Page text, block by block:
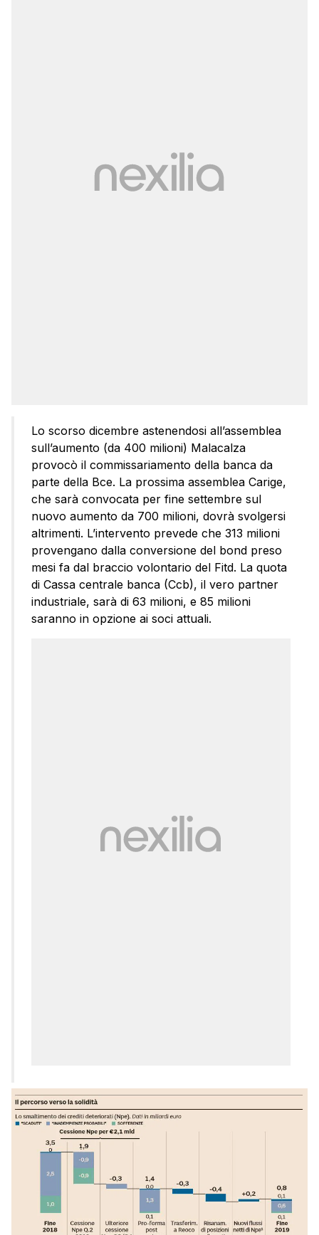
Lo scorso dicembre astenendosi all’assemblea
sull’aumento (da 400 milioni) Malacalza
provocò il commissariamento della banca da
parte della Bce. La prossima assemblea Carige,
che sarà convocata per fine settembre sul
nuovo aumento da 700 milioni, dovrà svolgersi
altrimenti. L’intervento prevede che 313 milioni
provengano dalla conversione del bond preso
mesi fa dal braccio volontario del Fitd. La quota
di Cassa centrale banca (Ccb), il vero partner
industriale, sarà di 63 milioni, e 85 milioni
saranno in opzione ai soci attuali.